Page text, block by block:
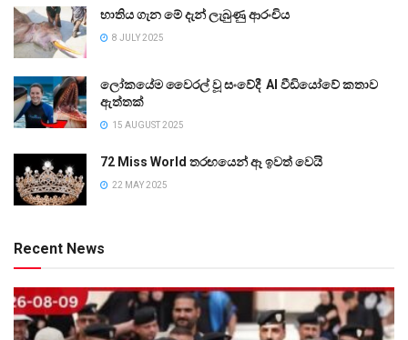
භාතිය ගැන මේ දැන් ලැබුණු ආරංචිය
8 JULY 2025
ලෝකයේම වෛරල් වූ සංවේදී AI වීඩියෝවේ කතාව
ඇත්තක්
15 AUGUST 2025
72 Miss World තරඟයෙන් ඈ ඉවත් වෙයි
22 MAY 2025
Recent News